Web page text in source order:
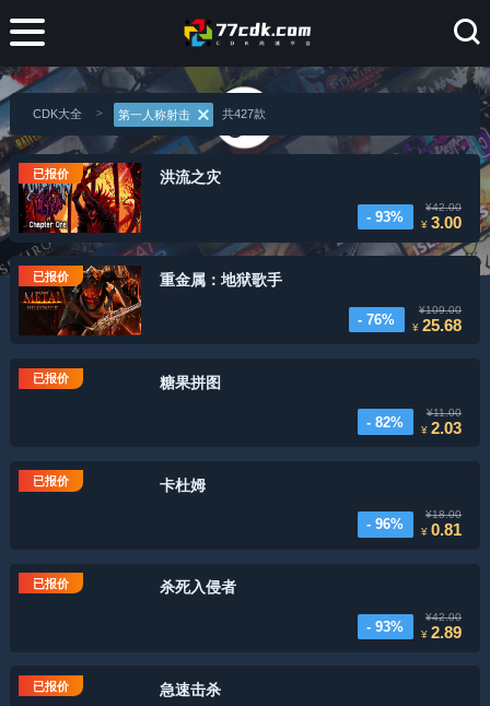
CDK大全 第一人称射击 共427款
已报价 洪流之灾
- 93%
¥42.00
¥3.00
已报价 重金属：地狱歌手
- 76%
¥109.00
¥25.68
已报价 糖果拼图
- 82%
¥11.00
¥2.03
已报价 卡杜姆
- 96%
¥18.00
¥0.81
已报价 杀死入侵者
- 93%
¥42.00
¥2.89
已报价 急速击杀